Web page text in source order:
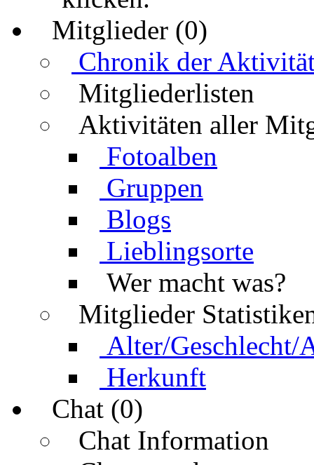
Mitglieder (0)
Chronik der
Mitgliederlisten
Aktivitäten aller
Fotoalben
Gruppen
Blogs
Lieblingsorte
Wer macht was?
Mitglieder
Alter/Geschlecht/
Herkunft
Chat (0)
Chat Information